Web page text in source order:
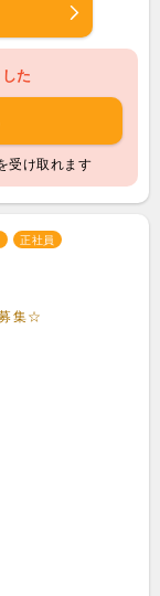
た
受け取れます
正社員
集☆